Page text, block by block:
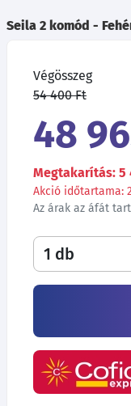
Seila 2 komód -
Végösszeg
54 400 Ft
48
Megtakarítás: 5
Akció időtartama:
Az árak az áfát